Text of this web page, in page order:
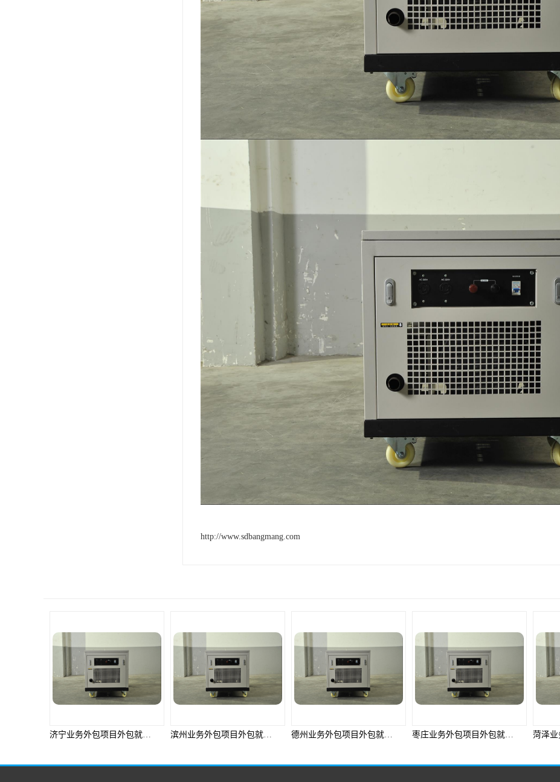
http://www.sdbangmang.com
滨州业务外包项目外包就选邦孚人力_全方位企业用工解决方案 德州业务外包项目外包就选邦孚人力_全方位企业用工解决方案 枣庄业务外包项目外包就选邦孚人力_全方位企业用工解决方案 菏泽业务外包项目外包就选邦孚人力_全方位企业用工解决方案